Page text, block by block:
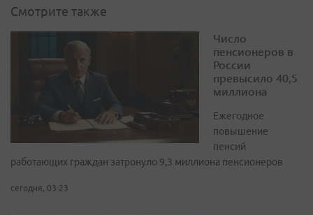
Смотрите также
Число
пенсионеров в
России
превысило 40,5
миллиона
Ежегодное
повышение
пенсий
работающих граждан затронуло 9,3 миллиона пенсионеров
сегодня, 03:23